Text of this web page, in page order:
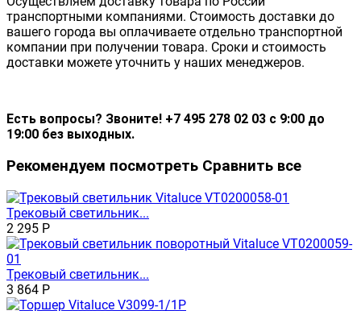
транспортными компаниями. Стоимость доставки до
вашего города вы оплачиваете отдельно транспортной
компании при получении товара. Сроки и стоимость
доставки можете уточнить у наших менеджеров.
Есть вопросы? Звоните! +7 495 278 02 03 с 9:00 до
19:00 без выходных.
Рекомендуем посмотреть Сравнить все
Трековый светильник...
2 295 Р
Трековый светильник...
3 864 Р